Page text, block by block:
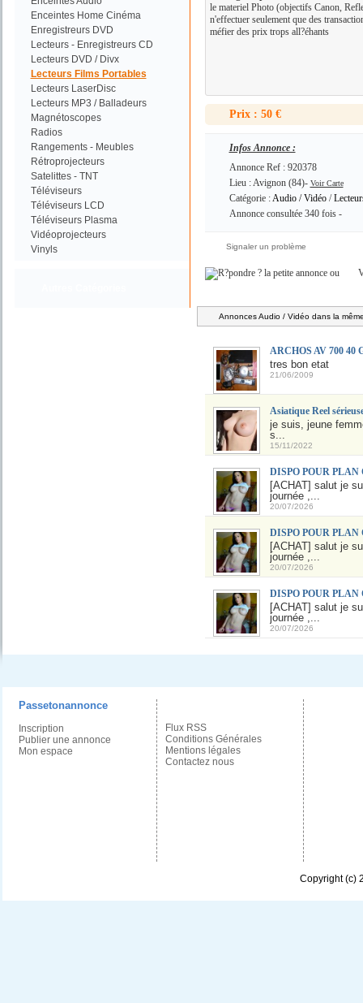
Enceintes Home Cinéma
Enregistreurs DVD
Lecteurs - Enregistreurs CD
Lecteurs DVD / Divx
Lecteurs Films Portables
Lecteurs LaserDisc
Lecteurs MP3 / Balladeurs
Magnétoscopes
Radios
Rangements - Meubles
Rétroprojecteurs
Satelittes - TNT
Téléviseurs
Téléviseurs LCD
Téléviseurs Plasma
Vidéoprojecteurs
Vinyls
le materiel Photo (objectifs Canon,
n'effectuer seulement que des
méfier des prix trops all?éhants
Prix : 50 €
Infos Annonce :
Annonce Ref : 920378
Lieu : Avignon (84)- Voir Carte
Catégorie :Audio / Vidéo/
Annonce consultée 340 fois -
Signaler un problème
ou
Annonces Audio / Vidéo dans la
ARCHOS AV 700 40
tres bon etat
21/06/2009
Asiatique Reel
je suis, jeune
s...
15/11/2022
DISPO POUR
[ACHAT] salut je
journée ,...
20/07/2026
DISPO POUR
[ACHAT] salut je
journée ,...
20/07/2026
DISPO POUR
[ACHAT] salut je
journée ,...
20/07/2026
Passetonannonce
Inscription
Publier une annonce
Mon espace
Flux RSS
Conditions Générales
Mentions légales
Contactez nous
Copyright (c)